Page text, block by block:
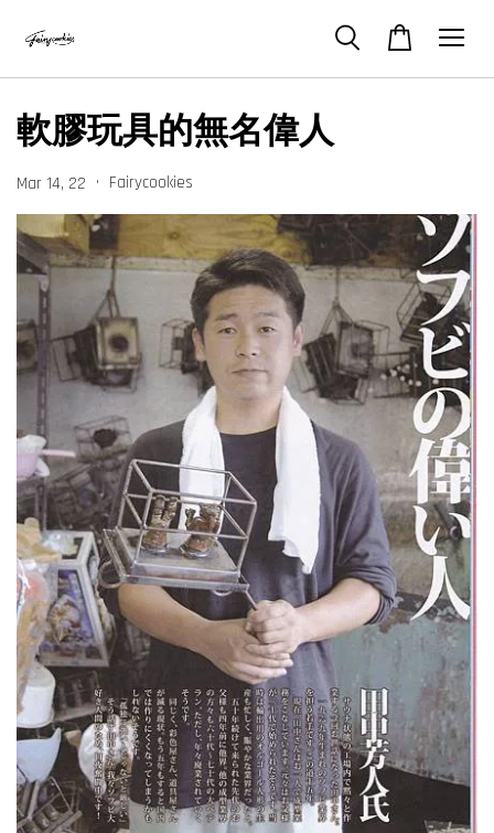
軟膠玩具的無名偉人
Mar 14, 22 • Fairycookies